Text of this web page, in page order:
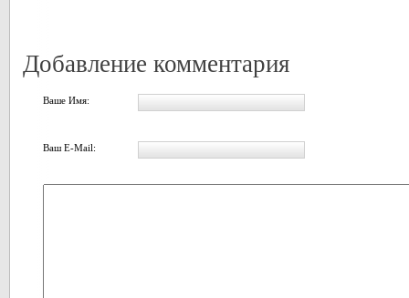
Добавление комментария
Ваше Имя:
Ваш E-Mail: